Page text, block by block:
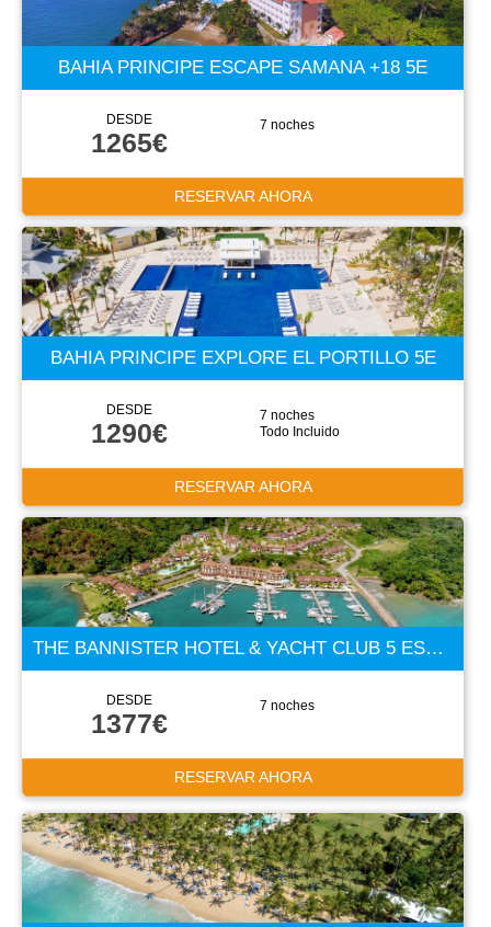
BAHIA PRINCIPE ESCAPE SAMANA +18 5E
DESDE
1265€
7 noches
RESERVAR AHORA
BAHIA PRINCIPE EXPLORE EL PORTILLO 5E
DESDE
1290€
7 noches
Todo Incluido
RESERVAR AHORA
THE BANNISTER HOTEL & YACHT CLUB 5 ESTRELLAS
DESDE
1377€
7 noches
RESERVAR AHORA